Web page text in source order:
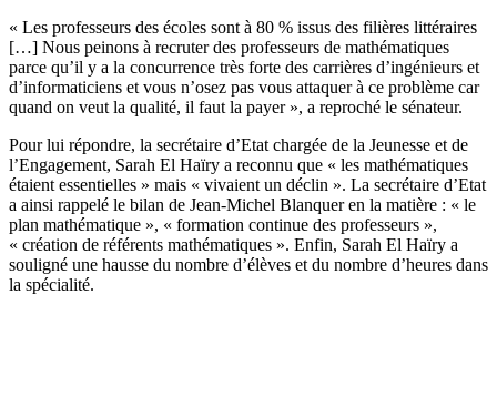
« Les professeurs des écoles sont à 80 % issus des filières littéraires
[…] Nous peinons à recruter des professeurs de mathématiques
parce qu’il y a la concurrence très forte des carrières d’ingénieurs et
d’informaticiens et vous n’osez pas vous attaquer à ce problème car
quand on veut la qualité, il faut la payer », a reproché le sénateur.
Pour lui répondre, la secrétaire d’Etat chargée de la Jeunesse et de
l’Engagement, Sarah El Haïry a reconnu que « les mathématiques
étaient essentielles » mais « vivaient un déclin ». La secrétaire d’Etat
a ainsi rappelé le bilan de Jean-Michel Blanquer en la matière : « le
plan mathématique », « formation continue des professeurs »,
« création de référents mathématiques ». Enfin, Sarah El Haïry a
souligné une hausse du nombre d’élèves et du nombre d’heures dans
la spécialité.